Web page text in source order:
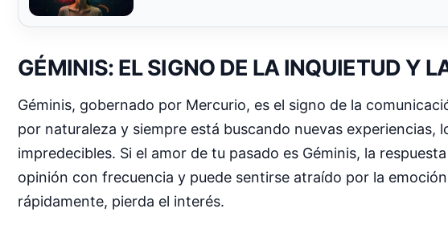
GÉMINIS: EL SIGNO DE LA INQUIETUD Y
Géminis, gobernado por Mercurio, es el signo de la
por naturaleza y siempre está buscando nuevas experiencias,
impredecibles. Si el amor de tu pasado es Géminis, la
opinión con frecuencia y puede sentirse atraído por la
rápidamente, pierda el interés.